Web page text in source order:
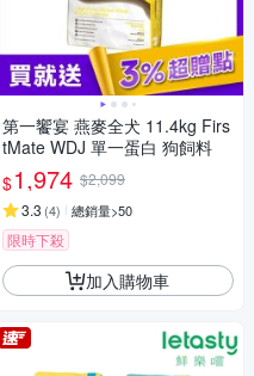
第一饗宴 燕麥全犬 11.4kg Firs
tMate WDJ 單一蛋白 狗飼料
$1,974 $2,099
3.3 (4) 總銷量>50
限時下殺
加入購物車